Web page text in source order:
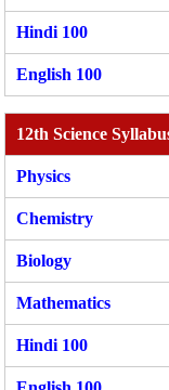
Hindi 100
English 100
12th Science
Physics
Chemistry
Biology
Mathematics
Hindi 100